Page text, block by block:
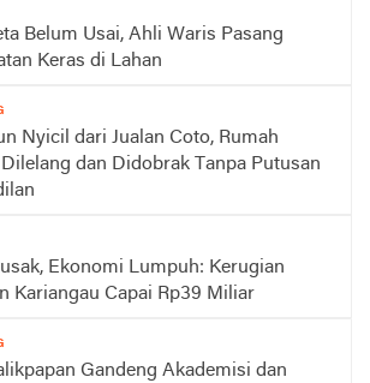
Belum Usai, Ahli Waris Pasang
Keras di Lahan
Nyicil dari Jualan Coto, Rumah
dan Didobrak Tanpa Putusan
Ekonomi Lumpuh: Kerugian
Kariangau Capai Rp39 Miliar
Gandeng Akademisi dan